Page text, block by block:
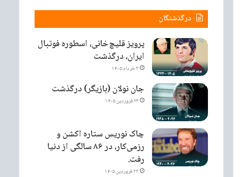
درگذشتگان
پرویز قلیچ‌خانی، اسطوره فوتبال
ایران، درگذشت
۳ خرداد ۱۴۰۵
جان نولان (بازیگر) درگذشت
۲۳ فروردین ۱۴۰۵
چاک نوریس ستاره اکشن و
رزمی‌کار، در ۸۶ سالگی از دنیا
رفت.
۲۲ فروردین ۱۴۰۵